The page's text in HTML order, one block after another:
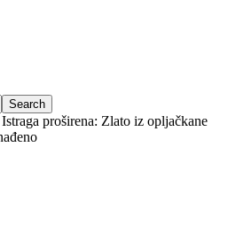
Istraga proširena: Zlato iz opljačkane